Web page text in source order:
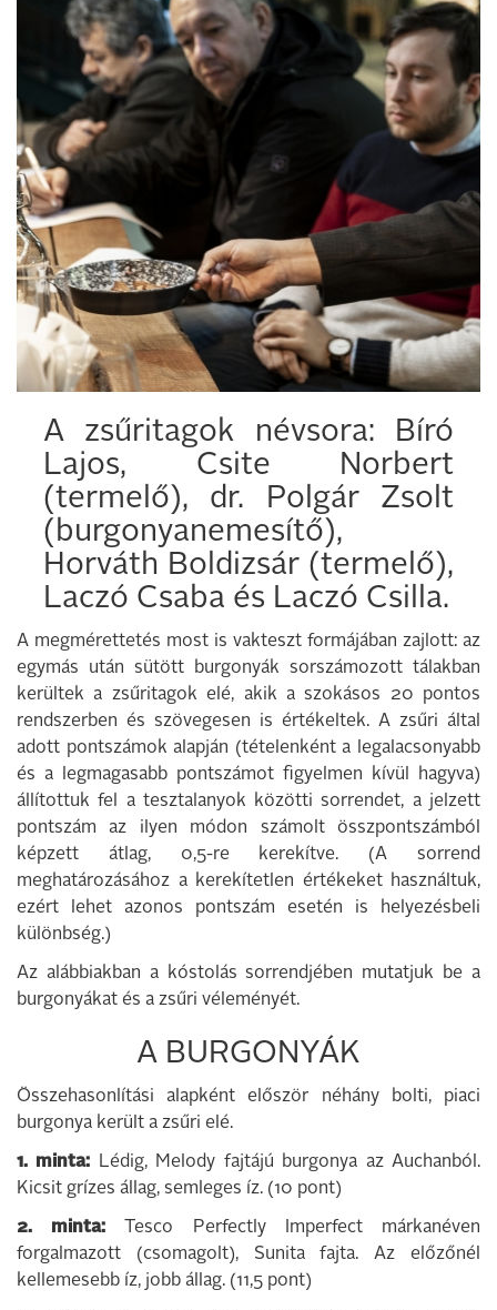
A zsűritagok névsora: Bíró
Lajos, Csite Norbert
(termelő), dr. Polgár Zsolt
(burgonyanemesítő),
Horváth Boldizsár (termelő),
Laczó Csaba és Laczó Csilla.
A megmérettetés most is vakteszt formájában zajlott: az
egymás után sütött burgonyák sorszámozott tálakban
kerültek a zsűritagok elé, akik a szokásos 20 pontos
rendszerben és szövegesen is értékeltek. A zsűri által
adott pontszámok alapján (tételenként a legalacsonyabb
és a legmagasabb pontszámot figyelmen kívül hagyva)
állítottuk fel a tesztalanyok közötti sorrendet, a jelzett
pontszám az ilyen módon számolt összpontszámból
képzett átlag, 0,5-re kerekítve. (A sorrend
meghatározásához a kerekítetlen értékeket használtuk,
ezért lehet azonos pontszám esetén is helyezésbeli
különbség.)
Az alábbiakban a kóstolás sorrendjében mutatjuk be a
burgonyákat és a zsűri véleményét.
A BURGONYÁK
Összehasonlítási alapként először néhány bolti, piaci
burgonya került a zsűri elé.
1. minta: Lédig, Melody fajtájú burgonya az Auchanból.
Kicsit grízes állag, semleges íz. (10 pont)
2. minta: Tesco Perfectly Imperfect márkanéven
forgalmazott (csomagolt), Sunita fajta. Az előzőnél
kellemesebb íz, jobb állag. (11,5 pont)